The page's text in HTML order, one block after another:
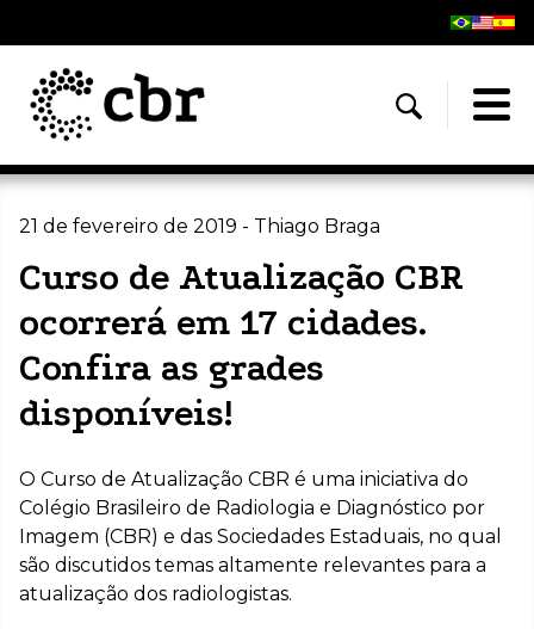
21 de fevereiro de 2019 - Thiago Braga
Curso de Atualização CBR
ocorrerá em 17 cidades.
Confira as grades
disponíveis!
O Curso de Atualização CBR é uma iniciativa do
Colégio Brasileiro de Radiologia e Diagnóstico por
Imagem (CBR) e das Sociedades Estaduais, no qual
são discutidos temas altamente relevantes para a
atualização dos radiologistas.